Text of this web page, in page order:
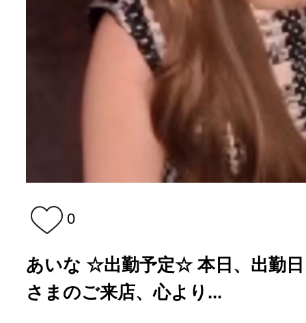
0
あいな ☆出勤予定☆ 本日、出勤
さまのご来店、心より...